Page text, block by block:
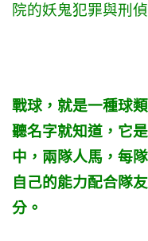
院的妖鬼犯罪與刑
戰球，就是一種球
聽名字就知道，它
中，兩隊人馬，每
自己的能力配合隊
分。